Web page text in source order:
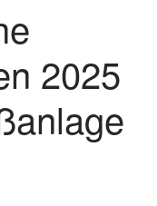
2022
2021
2021
2025